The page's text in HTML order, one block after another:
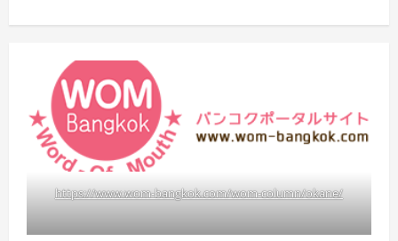
https://www.wom-bangkok.com/wom-column/okane/